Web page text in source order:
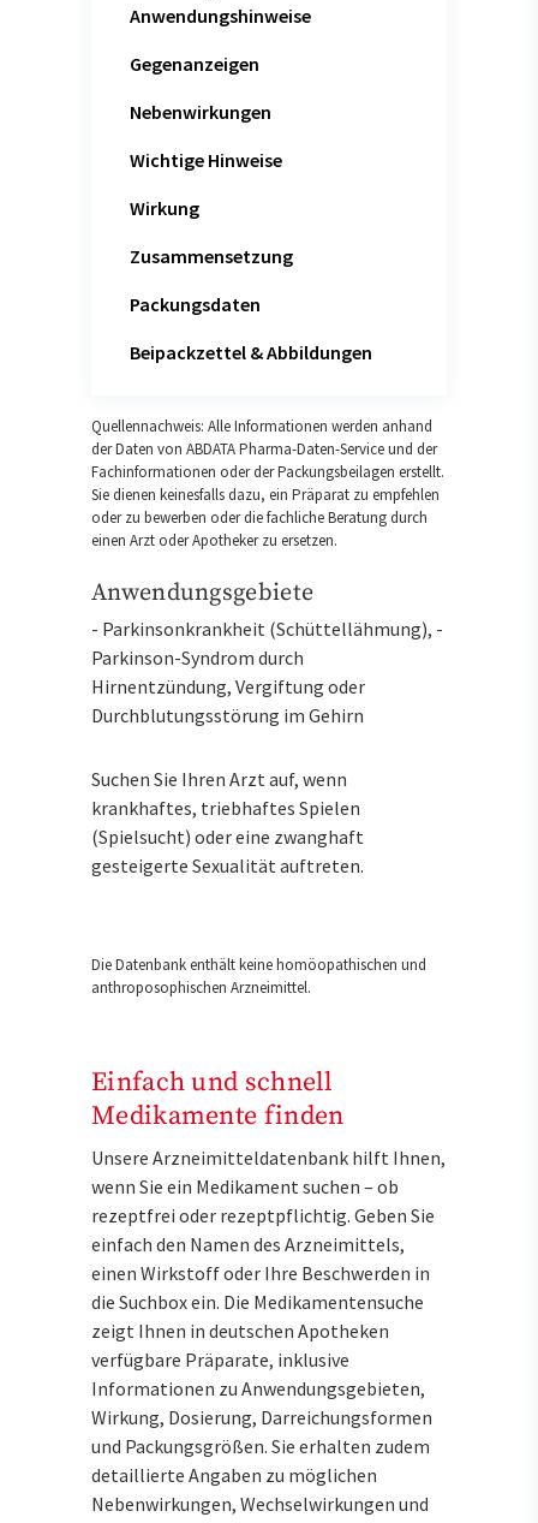
Anwendungshinweise
Gegenanzeigen
Nebenwirkungen
Wichtige Hinweise
Wirkung
Zusammensetzung
Packungsdaten
Beipackzettel & Abbildungen
Quellennachweis: Alle Informationen werden anhand
der Daten von ABDATA Pharma-Daten-Service und der
Fachinformationen oder der Packungsbeilagen erstellt.
Sie dienen keinesfalls dazu, ein Präparat zu empfehlen
oder zu bewerben oder die fachliche Beratung durch
einen Arzt oder Apotheker zu ersetzen.
Anwendungsgebiete
- Parkinsonkrankheit (Schüttellähmung), -
Parkinson-Syndrom durch
Hirnentzündung, Vergiftung oder
Durchblutungsstörung im Gehirn
Suchen Sie Ihren Arzt auf, wenn
krankhaftes, triebhaftes Spielen
(Spielsucht) oder eine zwanghaft
gesteigerte Sexualität auftreten.
Die Datenbank enthält keine homöopathischen und
anthroposophischen Arzneimittel.
Einfach und schnell
Medikamente finden
Unsere Arzneimitteldatenbank hilft Ihnen,
wenn Sie ein Medikament suchen – ob
rezeptfrei oder rezeptpflichtig. Geben Sie
einfach den Namen des Arzneimittels,
einen Wirkstoff oder Ihre Beschwerden in
die Suchbox ein. Die Medikamentensuche
zeigt Ihnen in deutschen Apotheken
verfügbare Präparate, inklusive
Informationen zu Anwendungsgebieten,
Wirkung, Dosierung, Darreichungsformen
und Packungsgrößen. Sie erhalten zudem
detaillierte Angaben zu möglichen
Nebenwirkungen, Wechselwirkungen und